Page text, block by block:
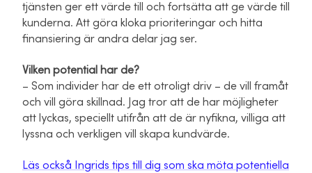
tjänsten ger ett värde till och fortsätta att ge värde till
kunderna. Att göra kloka prioriteringar och hitta
finansiering är andra delar jag ser.
Vilken potential har de?
– Som individer har de ett otroligt driv – de vill framåt
och vill göra skillnad. Jag tror att de har möjligheter
att lyckas, speciellt utifrån att de är nyfikna, villiga att
lyssna och verkligen vill skapa kundvärde.
Läs också Ingrids tips till dig som ska möta potentiella